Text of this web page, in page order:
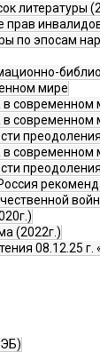
литературы
прав
по эпосам
мире
(2022г.)
08.12.25